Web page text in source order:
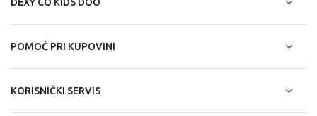
DEXY CO KIDS DOO
POMOĆ PRI KUPOVINI
KORISNIČKI SERVIS